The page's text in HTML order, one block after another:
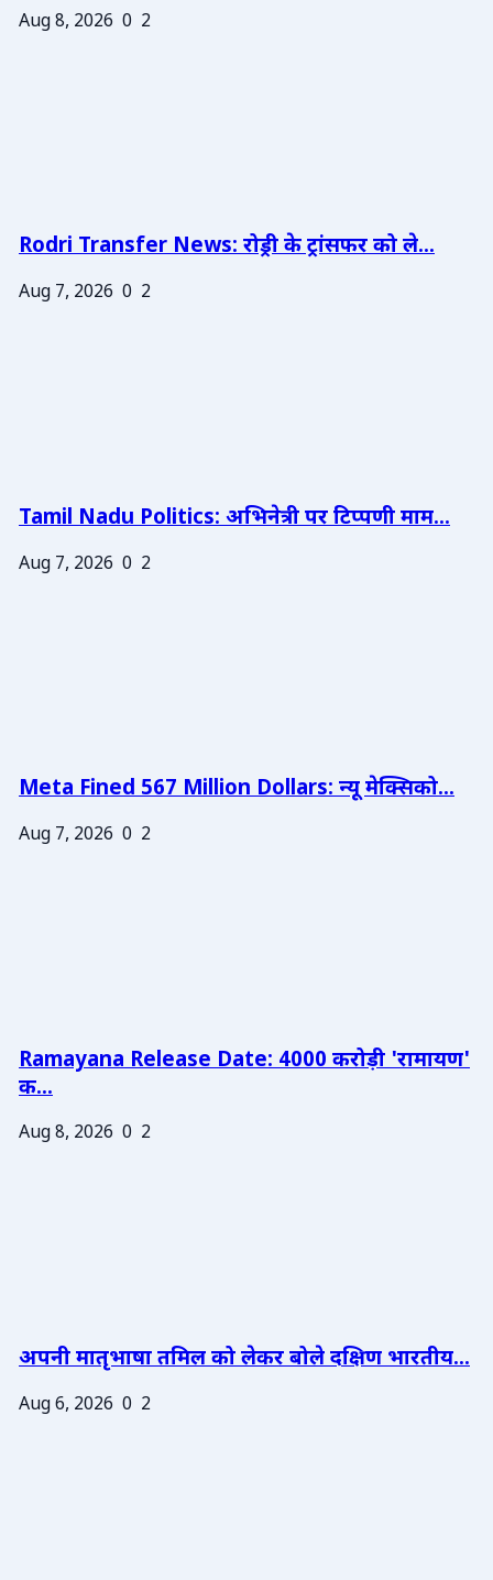
Aug 8, 2026 0 2
Rodri Transfer News: रोड्री के ट्रांसफर को ले...
Aug 7, 2026 0 2
Tamil Nadu Politics: अभिनेत्री पर टिप्पणी माम...
Aug 7, 2026 0 2
Meta Fined 567 Million Dollars: न्यू मेक्सिको...
Aug 7, 2026 0 2
Ramayana Release Date: 4000 करोड़ी 'रामायण'
क...
Aug 8, 2026 0 2
अपनी मातृभाषा तमिल को लेकर बोले दक्षिण भारतीय...
Aug 6, 2026 0 2